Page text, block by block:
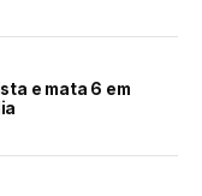
e mata 6 em